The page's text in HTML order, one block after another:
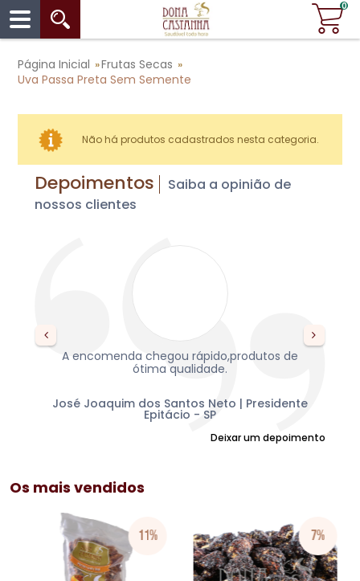
0
Página Inicial »Frutas Secas »
Uva Passa Preta Sem Semente
Não há produtos cadastrados nesta categoria.
Depoimentos
Saiba a opinião de
nossos clientes
A encomenda chegou rápido,produtos de
ótima qualidade.
José Joaquim dos Santos Neto | Presidente
Epitácio - SP
Deixar um depoimento
Os mais vendidos
11% 7%